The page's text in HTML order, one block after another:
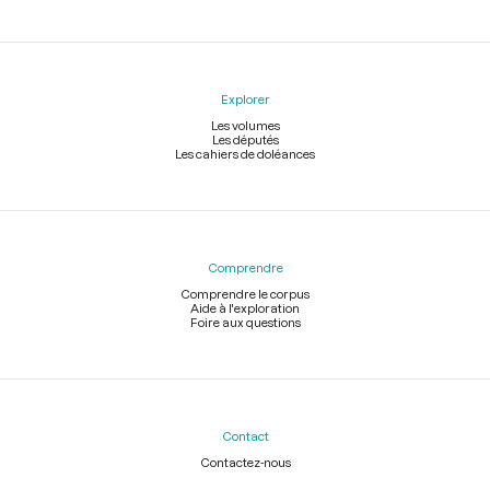
Explorer
Les volumes
Les députés
Les cahiers de doléances
Comprendre
Comprendre le corpus
Aide à l'exploration
Foire aux questions
Contact
Contactez-nous